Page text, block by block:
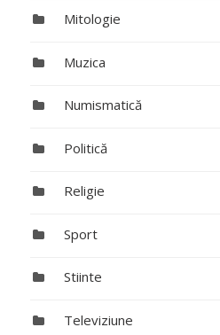
Mitologie
Muzica
Numismatică
Politică
Religie
Sport
Stiinte
Televiziune